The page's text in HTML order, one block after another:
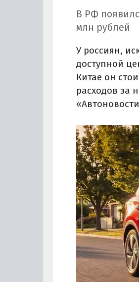
В РФ
млн рублей
У россиян,
доступной
Китае он
расходов за